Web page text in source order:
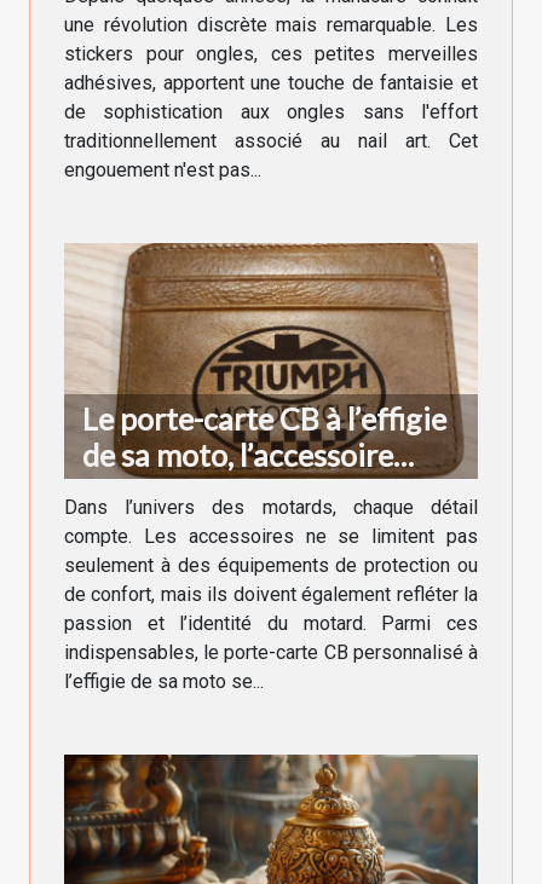
une révolution discrète mais remarquable. Les
stickers pour ongles, ces petites merveilles
adhésives, apportent une touche de fantaisie et
de sophistication aux ongles sans l'effort
traditionnellement associé au nail art. Cet
engouement n'est pas...
Le porte-carte CB à l’effigie
de sa moto, l’accessoire
indispensable du motard
Dans l’univers des motards, chaque détail
compte. Les accessoires ne se limitent pas
seulement à des équipements de protection ou
de confort, mais ils doivent également refléter la
passion et l’identité du motard. Parmi ces
indispensables, le porte-carte CB personnalisé à
l’effigie de sa moto se...